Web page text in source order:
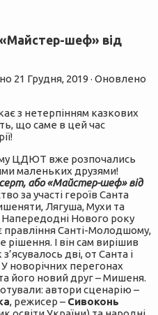
«Майстер-шеф» від
21 Грудня, 2019 · Оновлено
з нетерпінням казкових
що саме в цей час
ЦДЮТ вже розпочались
маленьких друзями!
або «Майстер-шеф» від
за участі героїв Санта
Лягуша, Мухи та
Напередодні Нового року
правління Санті-Молодшому,
І він сам вирішив
дві, от Санта і
новорічних перегонах
його новий друг – Мишеня.
автори сценарію –
, режисер – Сивоконь